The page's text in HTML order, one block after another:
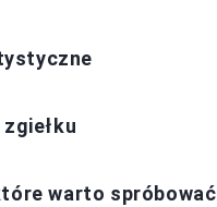
warto spróbować